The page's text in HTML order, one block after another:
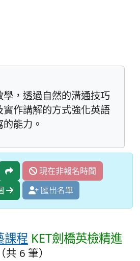
，透過自然的溝通技巧
作講解的方式強化英語
能力。
現在非報名時間
匯出名單
課程 KET劍橋英檢精進
（共 6 筆）